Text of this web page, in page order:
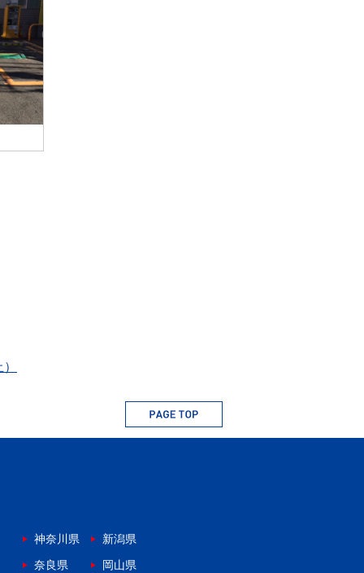
神奈川県
新潟県
奈良県
岡山県